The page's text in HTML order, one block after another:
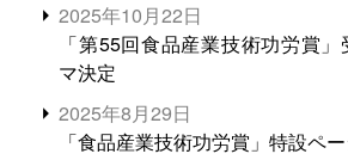
2025年10月22日
「第55回食品産業技術功労賞
マ決定
2025年8月29日
「食品産業技術功労賞」特設ペ